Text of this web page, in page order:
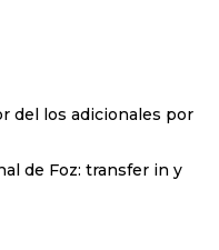
del los adicionales por
de Foz: transfer in y